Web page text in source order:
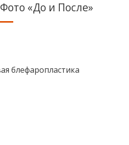
Фото «До и После»